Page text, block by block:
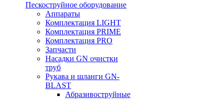
Пескоструйное оборудование
Аппараты
Комплектация LIGHT
Комплектация PRIME
Комплектация PRO
Запчасти
Насадки GN очистки
труб
Рукава и шланги GN-
BLAST
Абразивоструйные